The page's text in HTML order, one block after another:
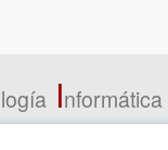
Informática